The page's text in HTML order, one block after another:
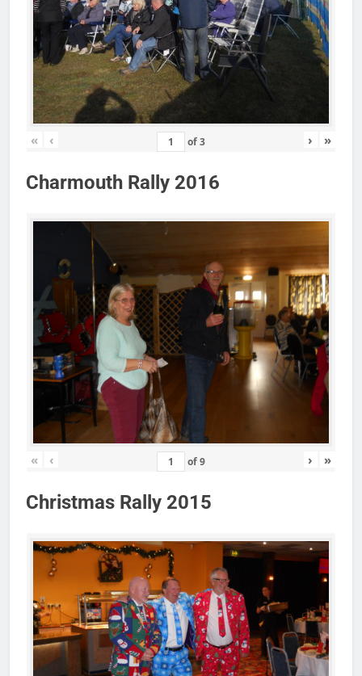
« ‹ of3 › »
Charmouth Rally 2016
« ‹ of9 › »
Christmas Rally 2015